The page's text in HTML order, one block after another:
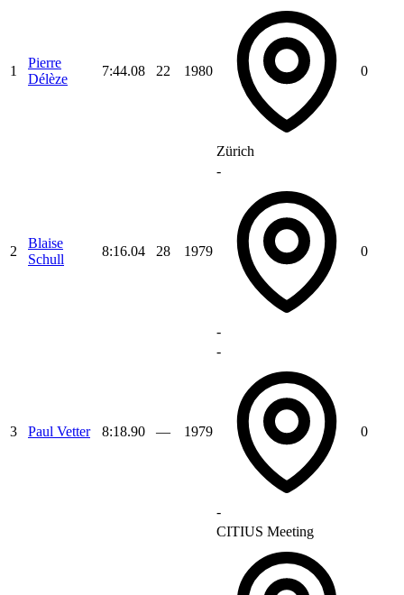
1
Pierre
Délèze
7:44.08 22 1980
Zürich
0
2
Blaise
Schull
8:16.04 28 1979
-
-
0
3 Paul Vetter 8:18.90 — 1979
-
-
0
CITIUS Meeting